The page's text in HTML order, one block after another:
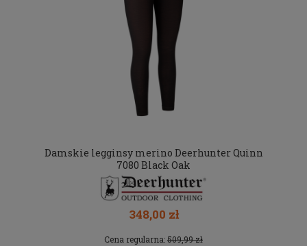
Damskie legginsy merino Deerhunter Quinn
7080 Black Oak
348,00 zł
Cena regularna:509,99 zł